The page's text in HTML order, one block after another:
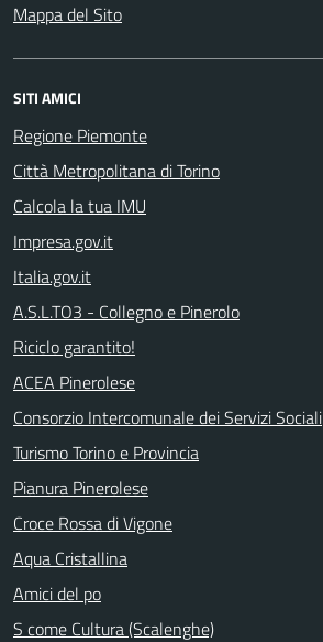
Mappa del Sito
SITI AMICI
Regione Piemonte
Città Metropolitana di Torino
Calcola la tua IMU
Impresa.gov.it
Italia.gov.it
A.S.L.TO3 - Collegno e Pinerolo
Riciclo garantito!
ACEA Pinerolese
Consorzio Intercomunale dei Servizi Sociali
Turismo Torino e Provincia
Pianura Pinerolese
Croce Rossa di Vigone
Aqua Cristallina
Amici del po
S come Cultura (Scalenghe)